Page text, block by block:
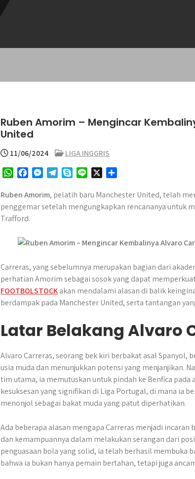
Ruben Amorim – Mengincar
United
11/06/2024
LIGA INGGRIS
W
a
t
s
c
e
k
s
s
e
l
e
m
y
p
n
e
a
r
Ruben Amorim, pelatih baru Manchester United, telah
penggemar setelah mengungkapkan rencananya untuk
Trafford.
Carreras, yang sebelumnya merupakan bagian dari
perhatian Amorim sebagai sosok yang dapat
FOOTBOLSTOCKakan mendalami alasan di balik
berdampak pada Manchester United, serta tantangan
Latar Belakang Alvaro
Alvaro Carreras, seorang bek kiri berbakat asal Spanyol,
usia muda dan menunjukkan potensi yang menjanjikan.
tim utama, ia memutuskan untuk pindah ke Benfica pada
kesuksesan yang signifikan di Liga Portugal, di mana ia
menonjol sebagai bakat muda yang patut diperhatikan.
Ada beberapa alasan mengapa Carreras menjadi
dan kemampuannya dalam melakukan serangan dari
penguasaan bola yang solid, ia telah berhasil membuka
bahwa ia bukan hanya pemain bertahan, tetapi juga